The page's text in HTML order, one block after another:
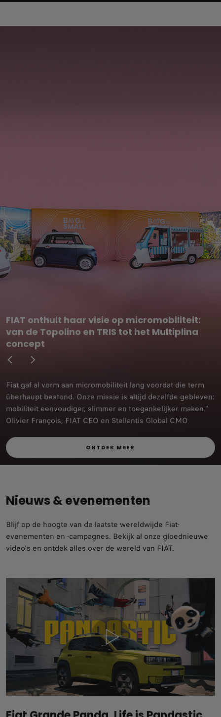
FIAT onthult haar visie op micromobiliteit:
van de Topolino en TRIS tot het Multiplina
concept
Fiat gaf al vorm aan micromobiliteit lang voordat die term
überhaupt bestond. Onze missie is altijd dezelfde gebleven:
mobiliteit eenvoudiger, slimmer en toegankelijker maken."
Olivier François, FIAT CEO en Stellantis Global CMO
ONTDEK MEER
Nieuws & evenementen
Blijf op de hoogte van de laatste wereldwijde Fiat-
evenementen en -campagnes. Bekijk al onze gloednieuwe
video's en ontdek alles over de wereld van FIAT.